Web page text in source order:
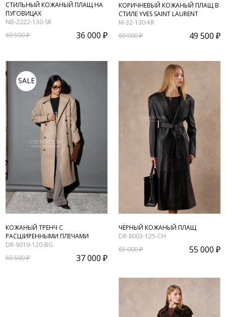
СТИЛЬНЫЙ КОЖАНЫЙ ПЛАЩ НА
ПУГОВИЦАХ
NB-2222-130-SR
69 500 ₽
36 000 ₽
КОРИЧНЕВЫЙ КОЖАНЫЙ ПЛАЩ В
СТИЛЕ YVES SAINT LAURENT
M-32-130-KR
60 000 ₽
49 500 ₽
SALE
КОЖАНЫЙ ТРЕНЧ С
РАСШИРЕННЫМИ ПЛЕЧАМИ
DR-9019-120-BG
60 500 ₽
37 000 ₽
ЧЁРНЫЙ КОЖАНЫЙ ПЛАЩ
DR-8003-125-CH
65 000 ₽
55 000 ₽